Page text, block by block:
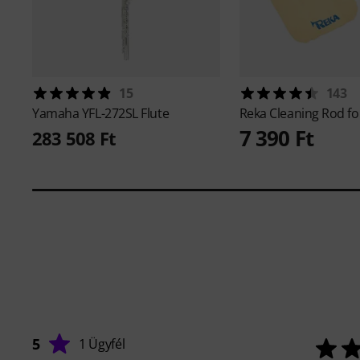
15
YamahaYFL-272SL Flute
283 508 Ft
143
Reka Cleaning Rod
7 390 Ft
5 1 Ügyfél